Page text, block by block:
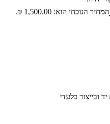
המחיר הנוכחי הוא: 1,500.00 ₪.
ובייצור בלעדי